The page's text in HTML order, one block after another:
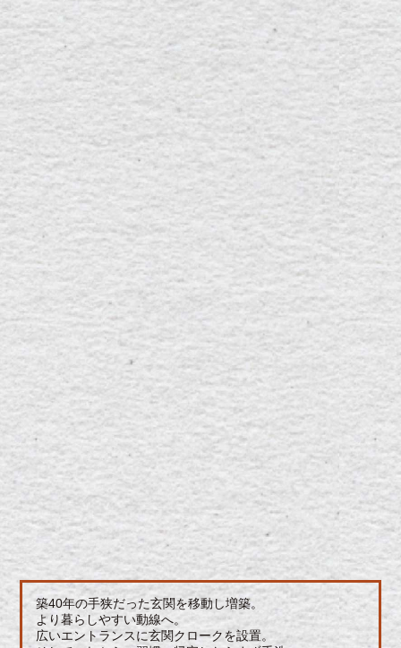
築40年の手狭だった玄関を移動し増築。
より暮らしやすい動線へ。
広いエントランスに玄関クロークを設置。